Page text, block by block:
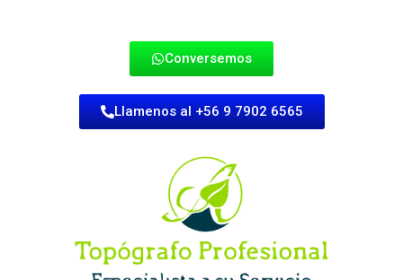
Conversemos
Llamenos al +56 9 7902 6565